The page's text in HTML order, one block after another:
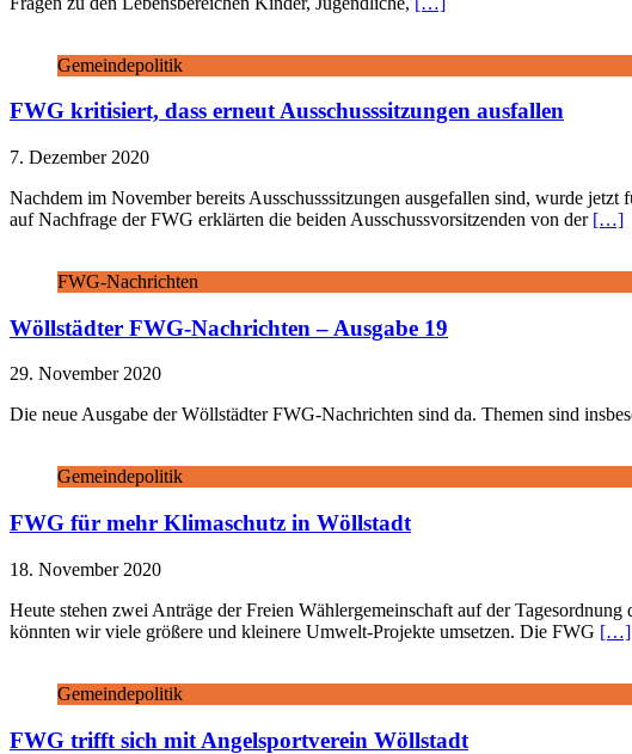
Gemeindepolitik
FWG kritisiert, dass erneut Ausschusssitzungen ausfallen
7. Dezember 2020
Nachdem im November bereits Ausschusssitzungen ausgefallen sind, wurde
auf Nachfrage der FWG erklärten die beiden Ausschussvorsitzenden von der […]
FWG-Nachrichten
Wöllstädter FWG-Nachrichten – Ausgabe 19
29. November 2020
Die neue Ausgabe der Wöllstädter FWG-Nachrichten sind da. Themen sind
Gemeindepolitik
FWG für mehr Klimaschutz in Wöllstadt
18. November 2020
Heute stehen zwei Anträge der Freien Wählergemeinschaft auf der
könnten wir viele größere und kleinere Umwelt-Projekte umsetzen. Die FWG […]
Gemeindepolitik
FWG trifft sich mit Angelsportverein Wöllstadt